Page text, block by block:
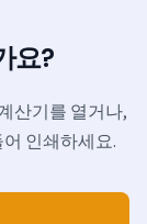
요?
산기를 열거나,
인쇄하세요.